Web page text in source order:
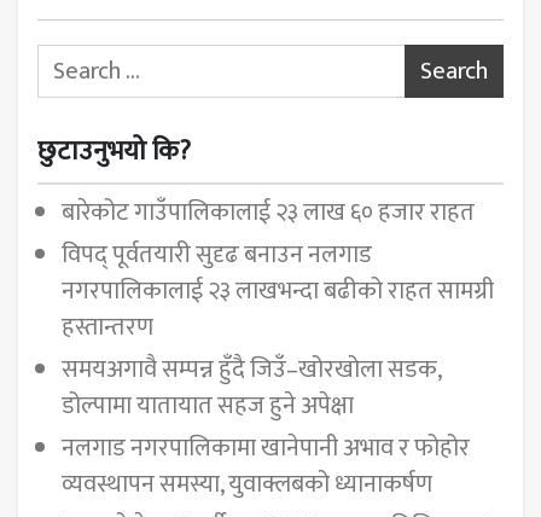
Search for:
छुटाउनुभयो कि?
बारेकोट गाउँपालिकालाई २३ लाख ६० हजार राहत
विपद् पूर्वतयारी सुदृढ बनाउन नलगाड
नगरपालिकालाई २३ लाखभन्दा बढीको राहत सामग्री
हस्तान्तरण
समयअगावै सम्पन्न हुँदै जिउँ–खोरखोला सडक,
डोल्पामा यातायात सहज हुने अपेक्षा
नलगाड नगरपालिकामा खानेपानी अभाव र फोहोर
व्यवस्थापन समस्या, युवाक्लबको ध्यानाकर्षण